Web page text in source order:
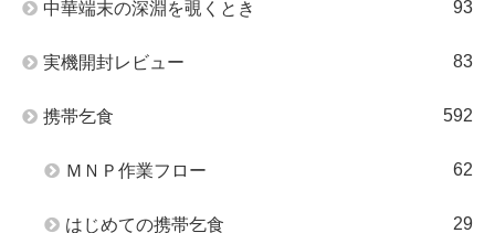
中華端末の深淵を覗くとき 93
実機開封レビュー 83
携帯乞食 592
ＭＮＰ作業フロー 62
はじめての携帯乞食 29